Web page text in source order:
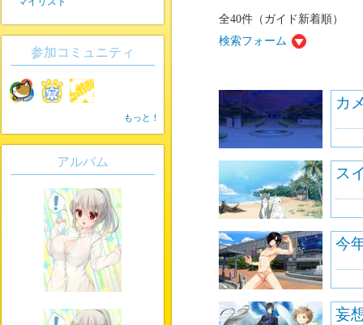
全40件（ガイド新着順）
検索フォーム
カ
ス
今
妄
参加コミュニティ
もっと！
アルバム